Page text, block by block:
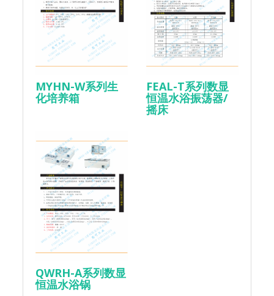
MYHN-W系列生
化培养箱
FEAL-T系列数显
恒温水浴振荡器/
摇床
QWRH-A系列数显
恒温水浴锅